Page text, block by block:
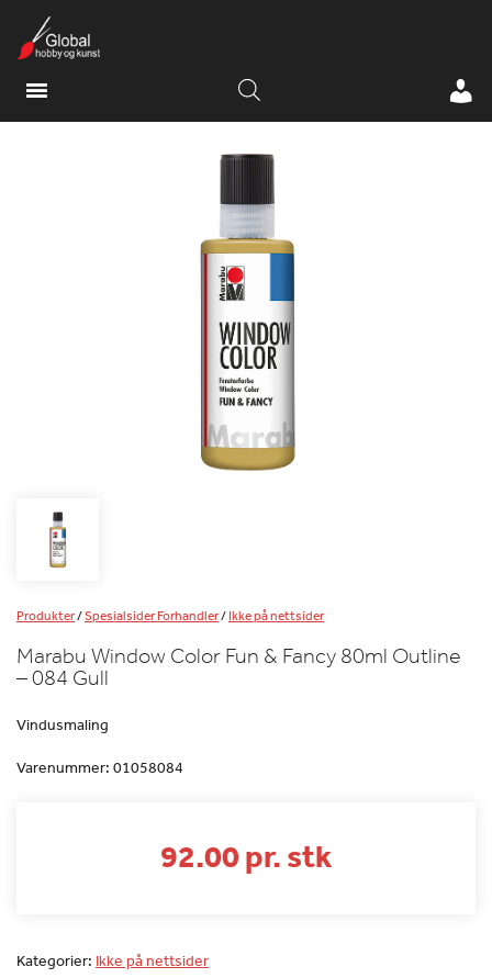
Produkter/Spesialsider Forhandler/Ikke på nettsider
Marabu Window Color Fun & Fancy 80ml Outline
– 084 Gull
Vindusmaling
Varenummer: 01058084
92.00 pr. stk
Kategorier: Ikke på nettsider